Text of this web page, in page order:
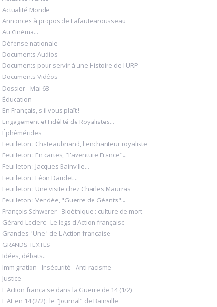
Actualité Monde
Annonces à propos de Lafautearousseau
Au Cinéma...
Défense nationale
Documents Audios
Documents pour servir à une Histoire de l'URP
Documents Vidéos
Dossier - Mai 68
Éducation
En Français, s'il vous plaît !
Engagement et Fidélité de Royalistes...
Éphémérides
Feuilleton : Chateaubriand, l'enchanteur royaliste
Feuilleton : En cartes, "l'aventure France"...
Feuilleton : Jacques Bainville...
Feuilleton : Léon Daudet...
Feuilleton : Une visite chez Charles Maurras
Feuilleton : Vendée, "Guerre de Géants"...
François Schwerer - Bioéthique : culture de mort
Gérard Leclerc - Le legs d'Action française
Grandes "Une" de L'Action française
GRANDS TEXTES
Idées, débats...
Immigration - Insécurité - Anti racisme
Justice
L'Action française dans la Guerre de 14 (1/2)
L'AF en 14 (2/2) : le "Journal" de Bainville